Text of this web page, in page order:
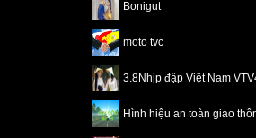
Bonigut
moto tvc
3.8Nhịp đập Việt Nam
Hình hiệu an toàn giao